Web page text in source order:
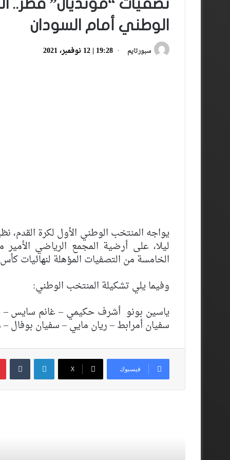
تصفيات “مونديال” قطر..
الوطني أمام السودان
سبورتايم 19:28 | 12 نوفمبر، 2021
يواجه المنتخب الوطني الأول لكرة القدم،
ليلا، على أرضية المجمع الرياضي
الخامسة من التصفيات المؤهلة لنهائيات كأس العالم
وفيما يلي تشكيلة المنتخب الوطني:
ياسين بونو أشرف حكيمي – غانم سايس –
سفيان أمرابط – ريان مايي – سفيان بوفال –
فيسبوك ‫X
لينكدإن